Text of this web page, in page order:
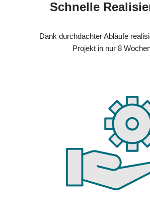
Schnelle
Dank durchdachter Abläufe
Projekt in nur 8